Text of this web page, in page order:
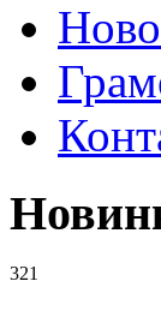
321